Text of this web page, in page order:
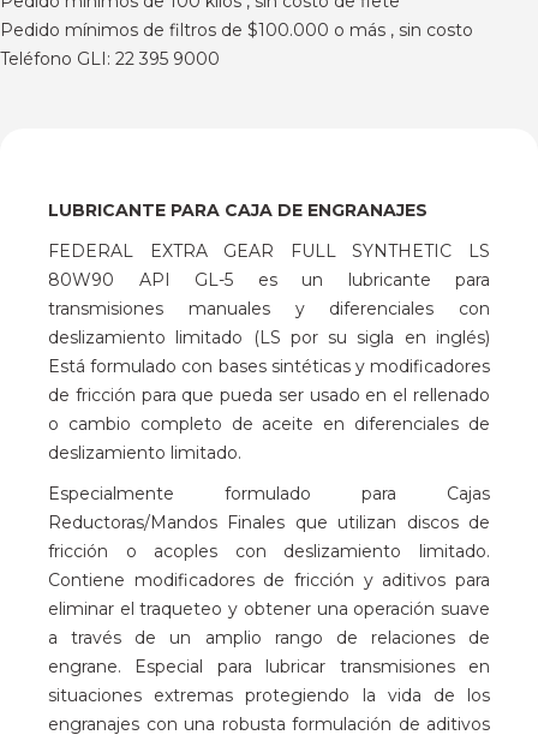
Pedido mínimos de filtros de $100.000 o más , sin costo
Teléfono GLI: 22 395 9000
LUBRICANTE PARA CAJA DE ENGRANAJES
FEDERAL EXTRA GEAR FULL SYNTHETIC LS
80W90 API GL-5 es un lubricante para
transmisiones manuales y diferenciales con
deslizamiento limitado (LS por su sigla en inglés)
Está formulado con bases sintéticas y modificadores
de fricción para que pueda ser usado en el rellenado
o cambio completo de aceite en diferenciales de
deslizamiento limitado.
Especialmente formulado para Cajas
Reductoras/Mandos Finales que utilizan discos de
fricción o acoples con deslizamiento limitado.
Contiene modificadores de fricción y aditivos para
eliminar el traqueteo y obtener una operación suave
a través de un amplio rango de relaciones de
engrane. Especial para lubricar transmisiones en
situaciones extremas protegiendo la vida de los
engranajes con una robusta formulación de aditivos